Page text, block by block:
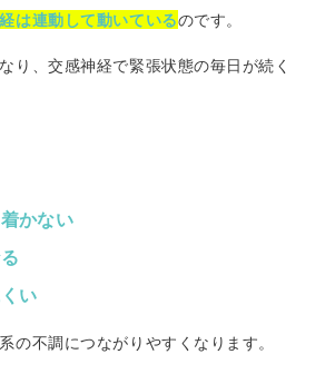
は連動して動いているのです。
り、交感神経で緊張状態の毎日が続く
かない
い
の不調につながりやすくなります。